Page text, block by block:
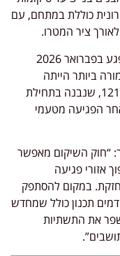
כוללת במתחם, עם
ציר המטרו.
בתל אביב מדובר במתחם יהודה הלוי, שנפגע בפברואר 2026
ביותר הייתה
במבנה בן שלוש קומות ברחוב יהודה הלוי 121, שנבנה בתחילת
לאחר הפגיעה מטעמי
“חוק השיקום מאפשר
אזורי פגיעה
במקום להסתפק
תכנון כולל שמחדש
את התשתיות